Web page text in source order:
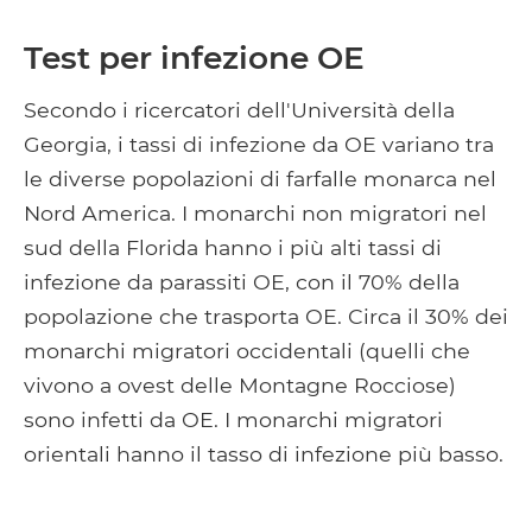
Test per infezione OE
Secondo i ricercatori dell'Università della
Georgia, i tassi di infezione da OE variano tra
le diverse popolazioni di farfalle monarca nel
Nord America. I monarchi non migratori nel
sud della Florida hanno i più alti tassi di
infezione da parassiti OE, con il 70% della
popolazione che trasporta OE. Circa il 30% dei
monarchi migratori occidentali (quelli che
vivono a ovest delle Montagne Rocciose)
sono infetti da OE. I monarchi migratori
orientali hanno il tasso di infezione più basso.